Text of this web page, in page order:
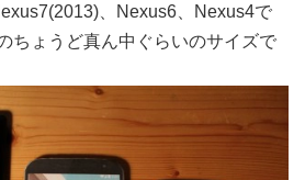
、Nexus6、Nexus4で
ちょうど真ん中ぐらいのサイズで